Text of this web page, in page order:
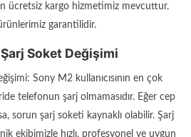
ücretsiz kargo hizmetimiz mevcuttur.
garantilidir.
Soket Değişimi
Sony M2 kullanıcısının en çok
telefonun şarj olmamasıdır. Eğer cep
sorun şarj soketi kaynaklı olabilir. Şarj
ekibimizle hızlı, profesyonel ve uygun